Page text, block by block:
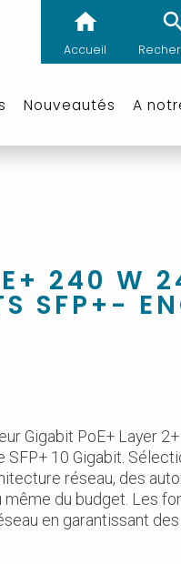
Accueil
Nouveautés A
240 W
SFP+-
Gigabit PoE+ Layer
10 Gigabit.
réseau, des
du budget. Les
en garantissant